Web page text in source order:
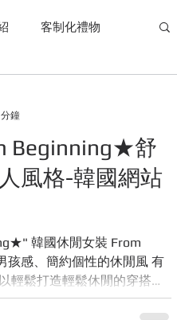
客制化禮物
資訊
Beginning★舒
風格-韓國網站
韓國休閒女裝 From
輕鬆打造輕鬆休閒的穿搭造
鐘